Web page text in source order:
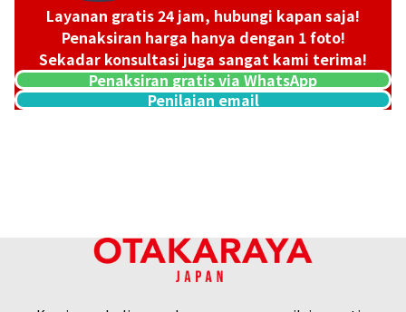
West Germany
Layanan gratis 24 jam, hubungi kapan saja!
Penaksiran harga hanya dengan 1 foto!
Sekadar konsultasi juga sangat kami terima!
Penaksiran gratis via WhatsApp
Penilaian email